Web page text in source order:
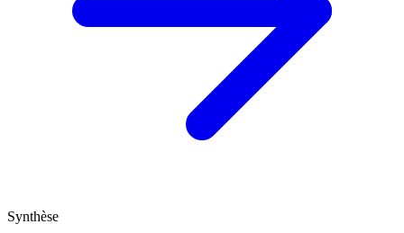
Synthèse